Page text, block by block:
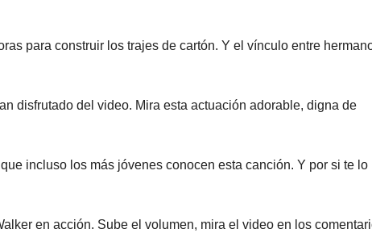
para construir los trajes de cartón. Y el vínculo entre
disfrutado del video. Mira esta actuación adorable, digna de
incluso los más jóvenes conocen esta canción. Y por si te lo
en acción. Sube el volumen, mira el video en los